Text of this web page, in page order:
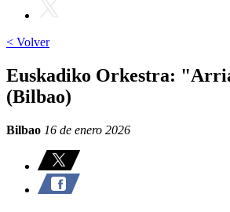
< Volver
Euskadiko Orkestra:
(Bilbao)
Bilbao 16 de enero 2026